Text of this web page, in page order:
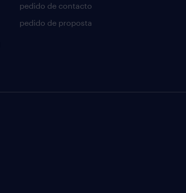
pedido de contacto
pedido de proposta